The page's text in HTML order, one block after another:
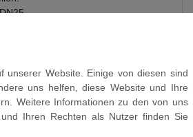
mm /
aus vernickeltem Messing
Edelstahl 1.4301
Aluminium
unserer Website. Einige von diesen sind
uns helfen, diese Website und Ihre
Weitere Informationen zu den von uns
Ihren Rechten als Nutzer finden Sie